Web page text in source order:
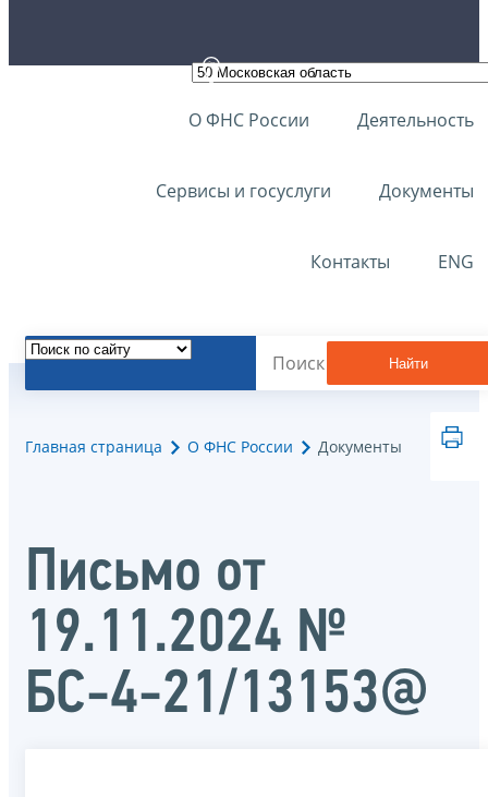
О ФНС России Деятельность
Сервисы и госуслуги Документы
Контакты ENG
Найти
Главная страница О ФНС России Документы
Письмо от
19.11.2024 №
БС-4-21/13153@